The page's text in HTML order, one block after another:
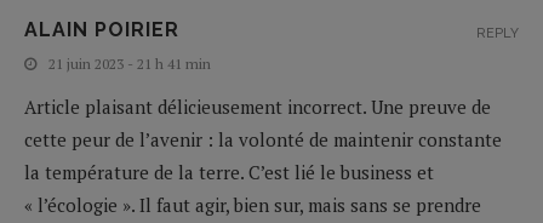
ALAIN POIRIER
21 juin 2023 - 21 h 41 min
Article plaisant délicieusement incorrect. Une preuve de
cette peur de l’avenir : la volonté de maintenir constante
la température de la terre. C’est lié le business et
« l’écologie ». Il faut agir, bien sur, mais sans se prendre
REPLY